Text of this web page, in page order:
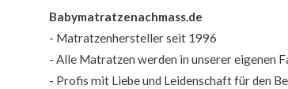
Babymatratzenachmass.de
- Matratzenhersteller seit 1996
- Alle Matratzen werden in unserer eigenen
- Profis mit Liebe und Leidenschaft für den